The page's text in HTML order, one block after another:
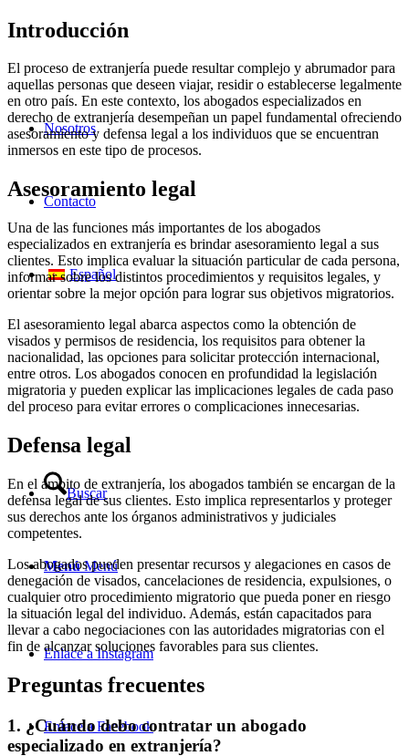
Nosotros
Contacto
Español
Buscar
Menú Menú
Enlace a Instagram
Enlace a Facebook
Introducción
El proceso de extranjería puede resultar complejo y abrumador para
aquellas personas que deseen viajar, residir o establecerse legalmente
en otro país. En este contexto, los abogados especializados en
derecho de extranjería desempeñan un papel fundamental ofreciendo
asesoramiento y defensa legal a los individuos que se encuentran
inmersos en este tipo de procesos.
Asesoramiento legal
Una de las funciones más importantes de los abogados
especializados en extranjería es brindar asesoramiento legal a sus
clientes. Esto implica evaluar la situación particular de cada persona,
informar sobre los distintos procedimientos y requisitos legales, y
orientar sobre la mejor opción para lograr sus objetivos migratorios.
El asesoramiento legal abarca aspectos como la obtención de
visados y permisos de residencia, los requisitos para obtener la
nacionalidad, las opciones para solicitar protección internacional,
entre otros. Los abogados conocen en profundidad la legislación
migratoria y pueden explicar las implicaciones legales de cada paso
del proceso para evitar errores o complicaciones innecesarias.
Defensa legal
En el ámbito de extranjería, los abogados también se encargan de la
defensa legal de sus clientes. Esto implica representarlos y proteger
sus derechos ante los órganos administrativos y judiciales
competentes.
Los abogados pueden presentar recursos y alegaciones en casos de
denegación de visados, cancelaciones de residencia, expulsiones, o
cualquier otro procedimiento migratorio que pueda poner en riesgo
la situación legal del individuo. Además, están capacitados para
llevar a cabo negociaciones con las autoridades migratorias con el
fin de alcanzar soluciones favorables para sus clientes.
Preguntas frecuentes
1. ¿Cuándo debo contratar un abogado
especializado en extranjería?